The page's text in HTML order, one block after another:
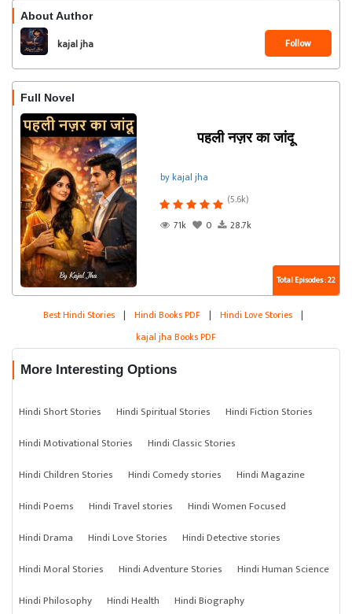
About Author
kajal jha Follow
Full Novel
पहली नज़र का जांदू
by kajal jha
(5.6k)
71k
0 28.7k
Total Episodes : 22
Best Hindi Stories | Hindi Books PDF | Hindi Love Stories |
kajal jha Books PDF
More Interesting Options
Hindi Short Stories Hindi Spiritual Stories
Hindi Fiction Stories
Hindi Motivational Stories
Hindi Classic Stories
Hindi Children Stories
Hindi Comedy stories
Hindi Magazine
Hindi Poems
Hindi Travel stories
Hindi Women Focused
Hindi Drama
Hindi Love Stories
Hindi Detective stories
Hindi Moral Stories
Hindi Adventure Stories
Hindi Human Science
Hindi Philosophy
Hindi Health Hindi Biography